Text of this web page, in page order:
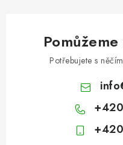
Potřebujete s
info